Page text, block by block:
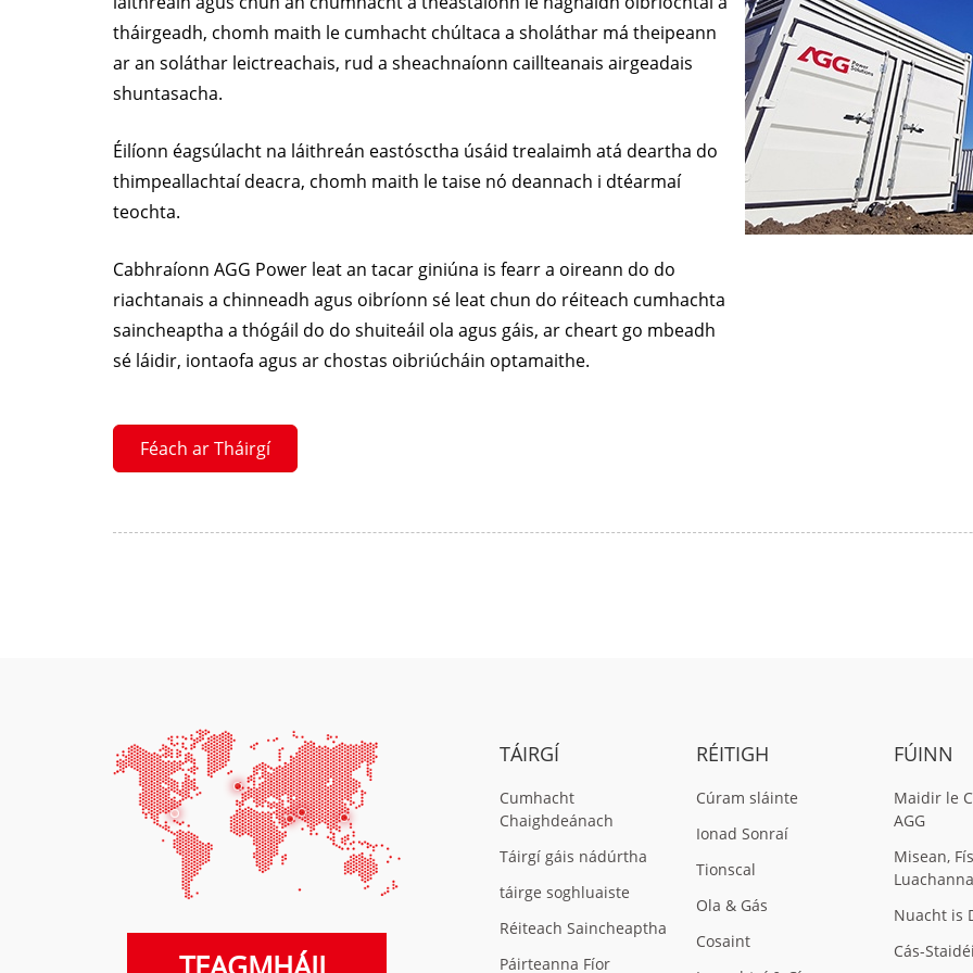
SRAITH V
tháirgeadh, chomh maith le cumhacht chúltaca a sholáthar má theipeann
ar an soláthar leictreachais, rud a sheachnaíonn caillteanais airgeadais
shuntasacha.
Éilíonn éagsúlacht na láithreán eastósctha úsáid trealaimh atá deartha do
thimpeallachtaí deacra, chomh maith le taise nó deannach i dtéarmaí
teochta.
Cabhraíonn AGG Power leat an tacar giniúna is fearr a oireann do do
riachtanais a chinneadh agus oibríonn sé leat chun do réiteach cumhachta
saincheaptha a thógáil do do shuiteáil ola agus gáis, ar cheart go mbeadh
sé láidir, iontaofa agus ar chostas oibriúcháin optamaithe.
Féach ar Tháirgí
TÁIRGÍ
Cumhacht
Chaighdeánach
Táirgí gáis nádúrtha
táirge soghluaiste
Réiteach Saincheaptha
Páirteanna Fíor
RÉITIGH
Cúram sláinte
Ionad Sonraí
Tionscal
Ola & Gás
Cosaint
FÚINN
Maidir le
AGG
Misean,
Luachanna
Nuacht is
Cás-